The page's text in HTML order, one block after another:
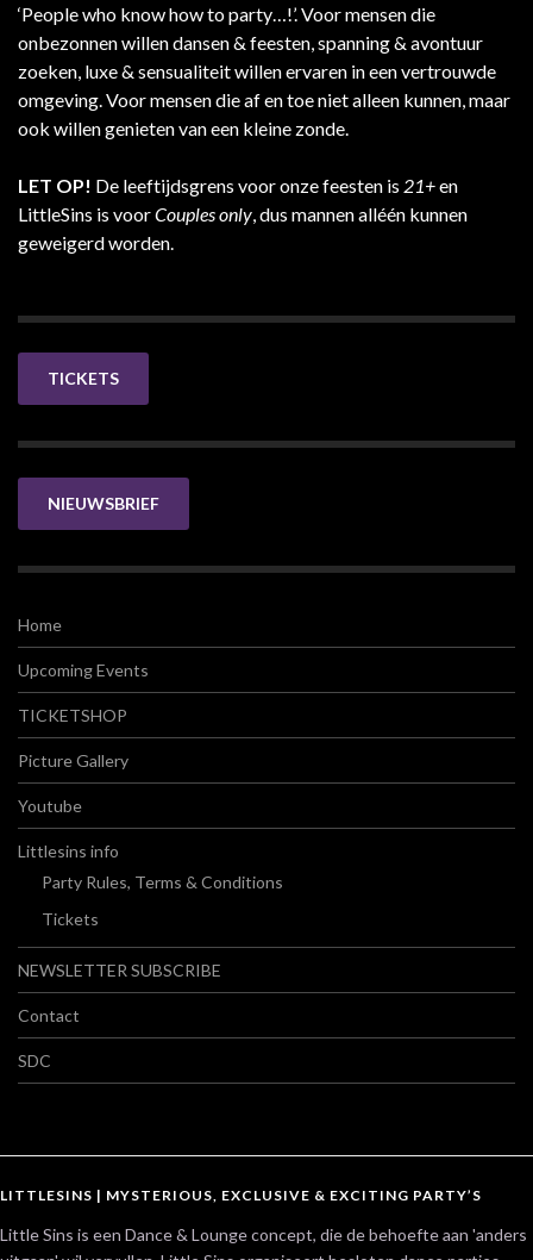
‘People who know how to party…!’. Voor mensen die
onbezonnen willen dansen & feesten, spanning & avontuur
zoeken, luxe & sensualiteit willen ervaren in een vertrouwde
omgeving. Voor mensen die af en toe niet alleen kunnen, maar
ook willen genieten van een kleine zonde.
LET OP! De leeftijdsgrens voor onze feesten is 21+en
LittleSins is voorCouples only, dus mannen alléén kunnen
geweigerd worden.
TICKETS
NIEUWSBRIEF
Home
Upcoming Events
TICKETSHOP
Picture Gallery
Youtube
Littlesins info
Party Rules, Terms & Conditions
Tickets
NEWSLETTER SUBSCRIBE
Contact
SDC
LITTLESINS | MYSTERIOUS, EXCLUSIVE & EXCITING PARTY’S
Little Sins is een Dance & Lounge concept, die de behoefte aan 'anders